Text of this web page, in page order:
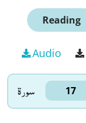
Reading
Audio
سورۃ 17